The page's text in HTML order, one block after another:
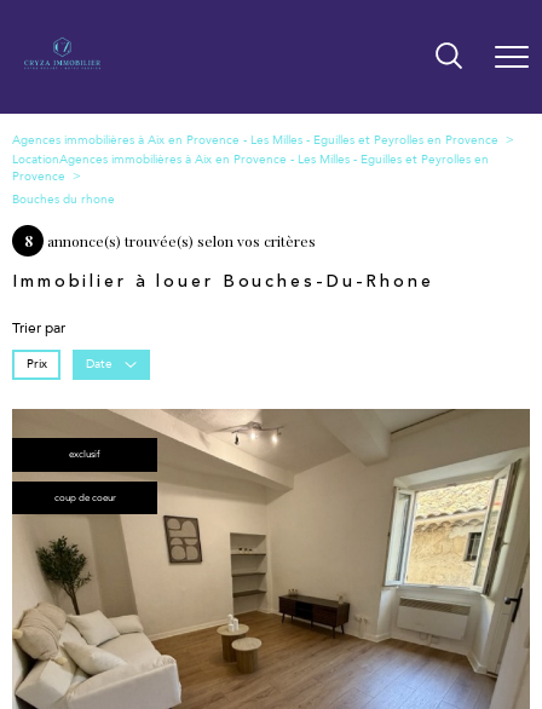
Location
Bouches du rhone
8 annonce(s) trouvée(s) selon vos critères
Immobilier à louer Bouches-Du-Rhone
Trier par
Prix Date
exclusif
coup de coeur